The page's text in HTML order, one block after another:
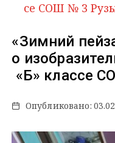
Се СОШ № 3
«Зимний
о
«Б» классе
Опубликовано: